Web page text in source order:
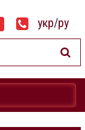
укр/ру